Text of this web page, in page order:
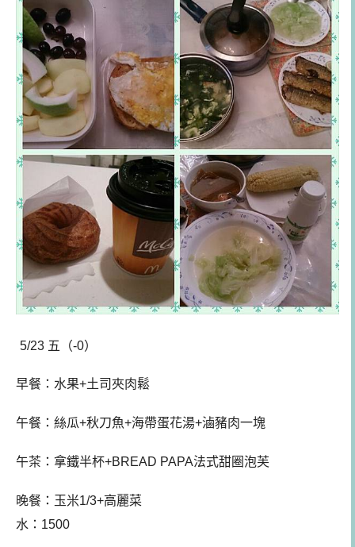
5/23 五（-0）
早餐： 水果+土司夾肉鬆
午餐 ：絲瓜+秋刀魚+海帶蛋花湯+滷豬肉一塊
午茶：拿鐵半杯+BREAD PAPA法式甜圈泡芙
晚餐：玉米1/3+高麗菜
水：1500